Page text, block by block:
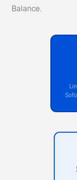
Balance.